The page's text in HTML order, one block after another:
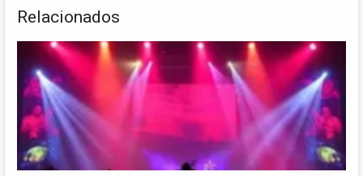
Relacionados